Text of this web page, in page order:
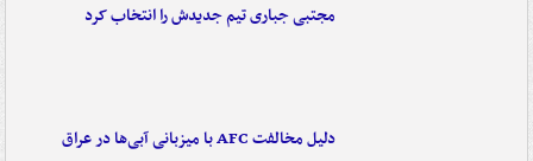
مجتبی جباری تیم جدیدش را انتخاب کرد
دلیل مخالفت AFC با میزبانی آبی‌ها در عراق